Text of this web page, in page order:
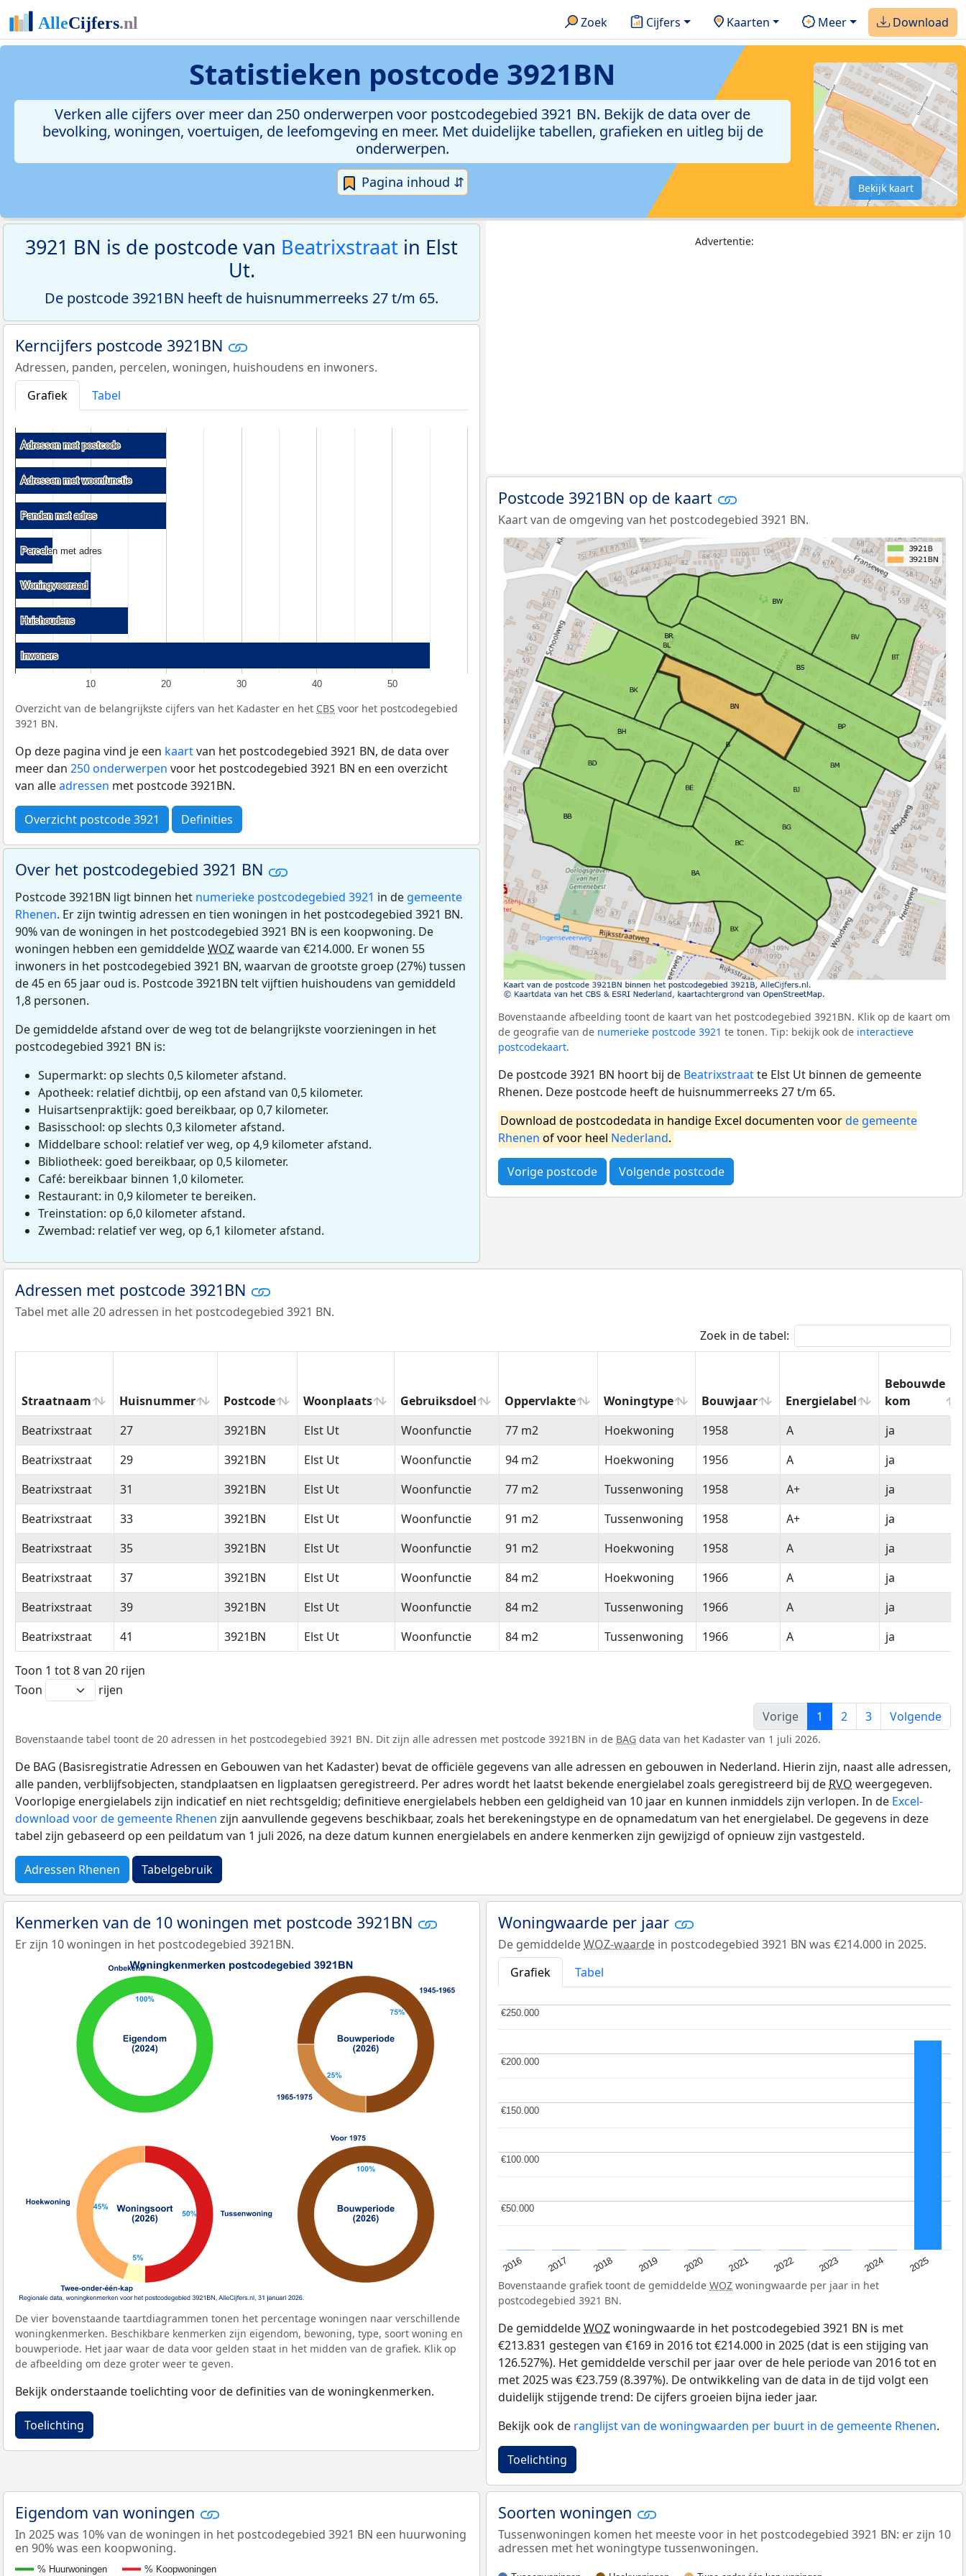
Zoek Cijfers Kaarten Meer Download
Statistieken postcode 3921BN
Verken alle cijfers over meer dan 250 onderwerpen voor postcodegebied 3921 BN. Bekijk de data over de
bevolking, woningen, voertuigen, de leefomgeving en meer. Met duidelijke tabellen, grafieken en uitleg bij de
onderwerpen.
Pagina inhoud ⇵ Bekijk kaart
3921 BN is de postcode van Beatrixstraat in Elst
Ut.
De postcode 3921BN heeft de huisnummerreeks 27 t/m 65.
Kerncijfers postcode 3921BN
Adressen, panden, percelen, woningen, huishoudens en inwoners.
Grafiek
Tabel
10 20 30 40 50
Adressen met postcode
Adressen met postcode
Adressen met woonfunctie
Adressen met woonfunctie
Panden met adres
Panden met adres
Percelen met adres
Percelen met adres
Woningvoorraad
Woningvoorraad
Huishoudens
Huishoudens
Inwoners
Inwoners
Overzicht van de belangrijkste cijfers van het Kadaster en het CBS voor het postcodegebied
3921 BN.
Op deze pagina vind je een kaartvan het postcodegebied 3921 BN, de data over
meer dan 250 onderwerpen voor het postcodegebied 3921 BN en een overzicht
van alleadressen met postcode 3921BN.
Overzicht postcode 3921 Definities
Over het postcodegebied 3921 BN
Postcode 3921BN ligt binnen het numerieke postcodegebied 3921 in de gemeente
Rhenen. Er zijn twintig adressen en tien woningen in het postcodegebied 3921 BN.
90% van de woningen in het postcodegebied 3921 BN is een koopwoning. De
woningen hebben een gemiddeldeWOZwaarde van €214.000. Er wonen 55
inwoners in het postcodegebied 3921 BN, waarvan de grootste groep (27%) tussen
de 45 en 65 jaar oud is. Postcode 3921BN telt vijftien huishoudens van gemiddeld
1,8 personen.
De gemiddelde afstand over de weg tot de belangrijkste voorzieningen in het
postcodegebied 3921 BN is:
Supermarkt: op slechts 0,5 kilometer afstand.
Apotheek: relatief dichtbij, op een afstand van 0,5 kilometer.
Huisartsenpraktijk: goed bereikbaar, op 0,7 kilometer.
Basisschool: op slechts 0,3 kilometer afstand.
Middelbare school: relatief ver weg, op 4,9 kilometer afstand.
Bibliotheek: goed bereikbaar, op 0,5 kilometer.
Café: bereikbaar binnen 1,0 kilometer.
Restaurant: in 0,9 kilometer te bereiken.
Treinstation: op 6,0 kilometer afstand.
Zwembad: relatief ver weg, op 6,1 kilometer afstand.
Advertentie:
Postcode 3921BN op de kaart
Kaart van de omgeving van het postcodegebied 3921 BN.
Bovenstaande afbeelding toont de kaart van het postcodegebied 3921BN. Klik op de kaart om
de geografie van de numerieke postcode 3921 te tonen. Tip: bekijk ook de interactieve
postcodekaart.
De postcode 3921 BN hoort bij de Beatrixstraatte Elst Ut binnen de gemeente
Rhenen. Deze postcode heeft de huisnummerreeks 27 t/m 65.
Download de postcodedata in handige Excel documenten voorde gemeente
Rhenen of voor heel Nederland.
Vorige postcode Volgende postcode
Adressen met postcode 3921BN
Tabel met alle 20 adressen in het postcodegebied 3921 BN.
Zoek in de tabel:
Straatnaam Huisnummer Postcode Woonplaats Gebruiksdoel Oppervlakte Woningtype Bouwjaar Energielabel
Bebouwde
kom
Straatnaam
Huisnummer Postcode Woonplaats Gebruiksdoel Oppervlakte Woningtype Bouwjaar Energielabel
Bebouwde
kom
Beatrixstraat 27 3921BN Elst Ut Woonfunctie 77 m2 Hoekwoning 1958 A
ja
Beatrixstraat
29 3921BN Elst Ut Woonfunctie 94 m2 Hoekwoning 1956 A
ja
Beatrixstraat
31 3921BN Elst Ut Woonfunctie 77 m2 Tussenwoning 1958 A+
ja
Beatrixstraat
33 3921BN Elst Ut Woonfunctie 91 m2 Tussenwoning 1958 A+
ja
Beatrixstraat
35 3921BN Elst Ut Woonfunctie 91 m2 Hoekwoning 1958 A
ja
Beatrixstraat
37 3921BN Elst Ut Woonfunctie 84 m2 Hoekwoning 1966 A
ja
Beatrixstraat
39 3921BN Elst Ut Woonfunctie 84 m2 Tussenwoning 1966 A
ja
Beatrixstraat
41 3921BN Elst Ut Woonfunctie 84 m2 Tussenwoning 1966 A ja
Toon 1 tot 8 van 20 rijen
Toon
rijen
Vorige
1 2 3 Volgende
Bovenstaande tabel toont de 20 adressen in het postcodegebied 3921 BN. Dit zijn alle adressen met postcode 3921BN in de BAG data van het Kadaster van 1 juli 2026.
De BAG (Basisregistratie Adressen en Gebouwen van het Kadaster) bevat de officiële gegevens van alle adressen en gebouwen in Nederland. Hierin zijn, naast alle adressen,
alle panden, verblijfsobjecten, standplaatsen en ligplaatsen geregistreerd. Per adres wordt het laatst bekende energielabel zoals geregistreerd bij de RVO weergegeven.
Voorlopige energielabels zijn indicatief en niet rechtsgeldig; definitieve energielabels hebben een geldigheid van 10 jaar en kunnen inmiddels zijn verlopen. In de Excel-
download voor de gemeente Rhenen zijn aanvullende gegevens beschikbaar, zoals het berekeningstype en de opnamedatum van het energielabel. De gegevens in deze
tabel zijn gebaseerd op een peildatum van 1 juli 2026, na deze datum kunnen energielabels en andere kenmerken zijn gewijzigd of opnieuw zijn vastgesteld.
Adressen Rhenen Tabelgebruik
Kenmerken van de 10 woningen met postcode 3921BN
Er zijn 10 woningen in het postcodegebied 3921BN.
De vier bovenstaande taartdiagrammen tonen het percentage woningen naar verschillende
woningkenmerken. Beschikbare kenmerken zijn eigendom, bewoning, type, soort woning en
bouwperiode. Het jaar waar de data voor gelden staat in het midden van de grafiek. Klik op
de afbeelding om deze groter weer te geven.
Bekijk onderstaande toelichting voor de definities van de woningkenmerken.
Toelichting
Woningwaarde per jaar
De gemiddeldeWOZ-waarde in postcodegebied 3921 BN was €214.000 in 2025.
Grafiek
Tabel
2016 2017 2018 2019 2020 2021 2022 2023 2024 2025
€50.000
€50.000
€100.000
€100.000
€150.000
€150.000
€200.000
€200.000
€250.000
€250.000
Bovenstaande grafiek toont de gemiddelde WOZ woningwaarde per jaar in het
postcodegebied 3921 BN.
De gemiddeldeWOZwoningwaarde in het postcodegebied 3921 BN is met
€213.831 gestegen van €169 in 2016 tot €214.000 in 2025 (dat is een stijging van
126.527%). Het gemiddelde verschil per jaar over de hele periode van 2016 tot en
met 2025 was €23.759 (8.397%). De ontwikkeling van de data in de tijd volgt een
duidelijk stijgende trend: De cijfers groeien bijna ieder jaar.
Bekijk ook de ranglijst van de woningwaarden per buurt in de gemeente Rhenen.
Toelichting
Eigendom van woningen
In 2025 was 10% van de woningen in het postcodegebied 3921 BN een huurwoning
en 90% was een koopwoning.
% Huurwoningen % Koopwoningen
Soorten woningen
Tussenwoningen komen het meeste voor in het postcodegebied 3921 BN: er zijn 10
adressen met het woningtype tussenwoningen.